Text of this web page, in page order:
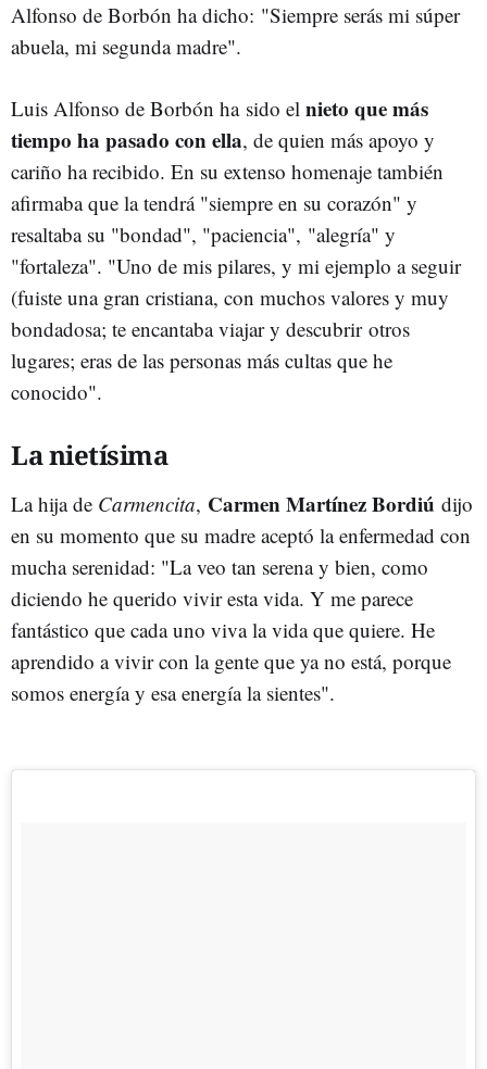
Alfonso de Borbón ha dicho: "Siempre serás mi súper
abuela, mi segunda madre".
Luis Alfonso de Borbón ha sido el nieto que más
tiempo ha pasado con ella, de quien más apoyo y
cariño ha recibido. En su extenso homenaje también
afirmaba que la tendrá "siempre en su corazón" y
resaltaba su "bondad", "paciencia", "alegría" y
"fortaleza". "Uno de mis pilares, y mi ejemplo a seguir
(fuiste una gran cristiana, con muchos valores y muy
bondadosa; te encantaba viajar y descubrir otros
lugares; eras de las personas más cultas que he
conocido".
La nietísima
La hija de Carmencita, Carmen Martínez Bordiú dijo
en su momento que su madre aceptó la enfermedad con
mucha serenidad: "La veo tan serena y bien, como
diciendo he querido vivir esta vida. Y me parece
fantástico que cada uno viva la vida que quiere. He
aprendido a vivir con la gente que ya no está, porque
somos energía y esa energía la sientes".